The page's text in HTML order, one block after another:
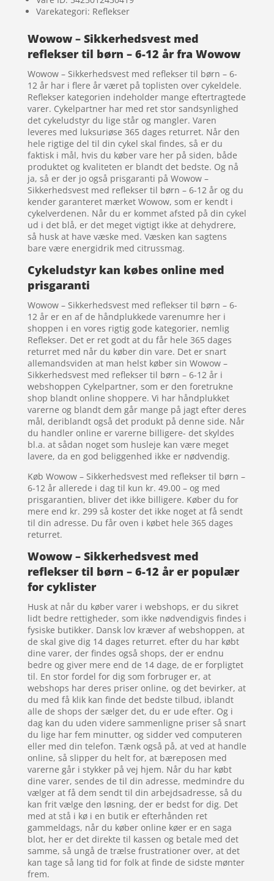
Varekategori: Reflekser
Wowow – Sikkerhedsvest med
reflekser til børn – 6-12 år fra Wowow
Wowow – Sikkerhedsvest med reflekser til børn – 6-
12 år har i flere år været på toplisten over cykeldele.
Reflekser kategorien indeholder mange eftertragtede
varer. Cykelpartner har med ret stor sandsynlighed
det cykeludstyr du lige står og mangler. Varen
leveres med luksuriøse 365 dages returret. Når den
hele rigtige del til din cykel skal findes, så er du
faktisk i mål, hvis du køber vare her på siden, både
produktet og kvaliteten er blandt det bedste. Og nå
ja, så er der jo også prisgaranti på Wowow –
Sikkerhedsvest med reflekser til børn – 6-12 år og du
kender garanteret mærket Wowow, som er kendt i
cykelverdenen. Når du er kommet afsted på din cykel
ud i det blå, er det meget vigtigt ikke at dehydrere,
så husk at have væske med. Væsken kan sagtens
bare være energidrik med citrussmag.
Cykeludstyr kan købes online med
prisgaranti
Wowow – Sikkerhedsvest med reflekser til børn – 6-
12 år er en af de håndplukkede varenumre her i
shoppen i en vores rigtig gode kategorier, nemlig
Reflekser. Det er ret godt at du får hele 365 dages
returret med når du køber din vare. Det er snart
allemandsviden at man helst køber sin Wowow –
Sikkerhedsvest med reflekser til børn – 6-12 år i
webshoppen Cykelpartner, som er den foretrukne
shop blandt online shoppere. Vi har håndplukket
varerne og blandt dem går mange på jagt efter deres
mål, deriblandt også det produkt på denne side. Når
du handler online er varerne billigere- det skyldes
bl.a. at sådan noget som husleje kan være meget
lavere, da en god beliggenhed ikke er nødvendig.
Køb Wowow – Sikkerhedsvest med reflekser til børn –
6-12 år allerede i dag til kun kr. 49.00 – og med
prisgarantien, bliver det ikke billigere. Køber du for
mere end kr. 299 så koster det ikke noget at få sendt
til din adresse. Du får oven i købet hele 365 dages
returret.
Wowow – Sikkerhedsvest med
reflekser til børn – 6-12 år er populær
for cyklister
Husk at når du køber varer i webshops, er du sikret
lidt bedre rettigheder, som ikke nødvendigvis findes i
fysiske butikker. Dansk lov kræver af webshoppen, at
de skal give dig 14 dages returret. efter du har købt
dine varer, der findes også shops, der er endnu
bedre og giver mere end de 14 dage, de er forpligtet
til. En stor fordel for dig som forbruger er, at
webshops har deres priser online, og det bevirker, at
du med få klik kan finde det bedste tilbud, iblandt
alle de shops der sælger det, du er ude efter. Og i
dag kan du uden videre sammenligne priser så snart
du lige har fem minutter, og sidder ved computeren
eller med din telefon. Tænk også på, at ved at handle
online, så slipper du helt for, at bæreposen med
varerne går i stykker på vej hjem. Når du har købt
dine varer, sendes de til din adresse, medmindre du
vælger at få dem sendt til din arbejdsadresse, så du
kan frit vælge den løsning, der er bedst for dig. Det
med at stå i kø i en butik er efterhånden ret
gammeldags, når du køber online køer er en saga
blot, her er det direkte til kassen og betale med det
samme, så ungå de trælse frustrationer over, at det
kan tage så lang tid for folk at finde de sidste mønter
frem.